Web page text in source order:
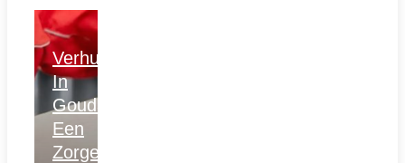
Verhuizen
In
Gouda:
Een
Zorgeloze